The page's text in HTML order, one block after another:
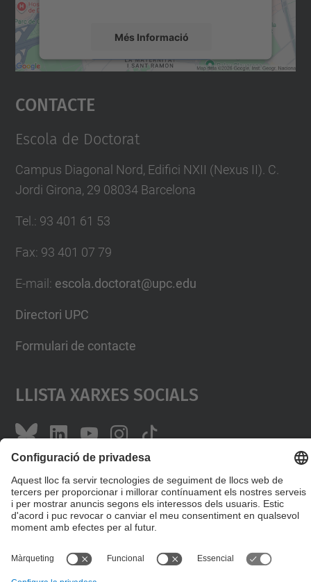
Més Informació
Accepta
powered by
Contacte
Escola de Doctorat
Campus Diagonal Nord, Edifici NXII (Nexus II). C.
Jordi Girona, 29 08034 Barcelona
Tel.: 93 401 61 53
Fax: 93 401 07 79
E-mail : escola.doctorat@upc.edu
Directori UPC
Formulari de contacte
Llista Xarxes Socials
© UPC Escola de Doctorat
Desenvolupat amb
Mapa del lloc
Accessibilitat